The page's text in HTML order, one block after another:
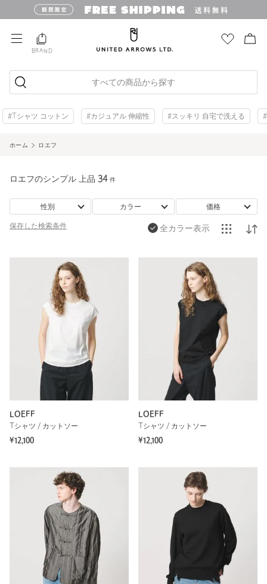
BRAND
すべての商品から探す
#Tシャツ コットン #カジュアル 伸縮性 #スッキリ 自宅で洗える
ホーム ロエフ
ロエフのシンプル 上品 34 件
性別 カラー 価格
保存した検索条件 全カラー表示
LOEFF
Tシャツ / カットソー
¥12,100
LOEFF
Tシャツ / カットソー
¥12,100